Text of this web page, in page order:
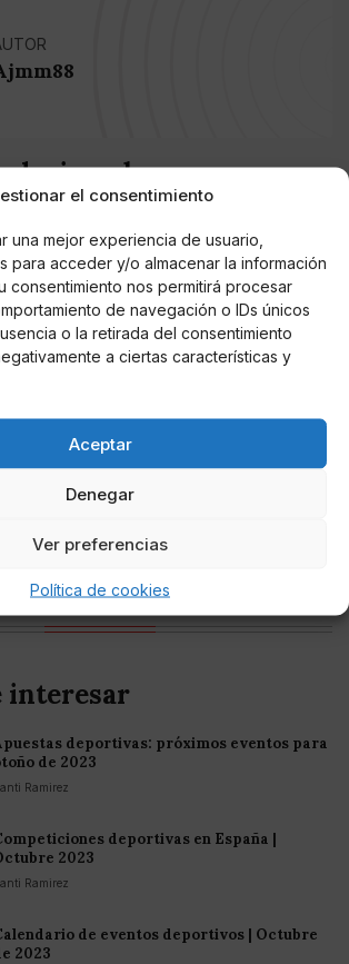
el consentimiento
una mejor experiencia de usuario,
para acceder y/o almacenar la información
consentimiento nos permitirá procesar
de navegación o IDs únicos
o la retirada del consentimiento
a ciertas características y
Aceptar
Denegar
Ver preferencias
Política de cookies
Cripto Casinos Online en
2025: Bitcoin Casinos
Casino
Casinos Online con Bitcoin y
en Argentina 2025
criptomonedas y Bitcoin en México 2025
Europea
interesar
deportivas: próximos eventos para
de 2023
Ramirez
deportivas en España |
2023
Ramirez
de eventos deportivos | Octubre
2023